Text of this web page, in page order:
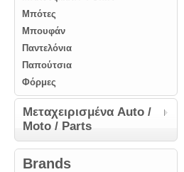
Μπότες
Μπουφάν
Παντελόνια
Παπούτσια
Φόρμες
Μεταχειρισμένα Auto /
Moto / Parts
Brands